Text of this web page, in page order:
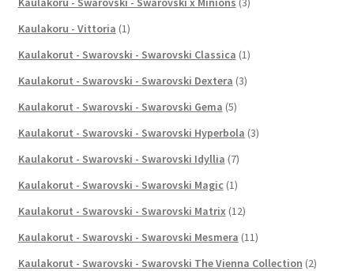
Kaulakoru - Vittoria (1)
Kaulakorut - Swarovski - Swarovski Classica (1)
Kaulakorut - Swarovski - Swarovski Dextera (3)
Kaulakorut - Swarovski - Swarovski Gema (5)
Kaulakorut - Swarovski - Swarovski Hyperbola (3)
Kaulakorut - Swarovski - Swarovski Idyllia (7)
Kaulakorut - Swarovski - Swarovski Magic (1)
Kaulakorut - Swarovski - Swarovski Matrix (12)
Kaulakorut - Swarovski - Swarovski Mesmera (11)
Kaulakorut - Swarovski - Swarovski The Vienna Collection (2)